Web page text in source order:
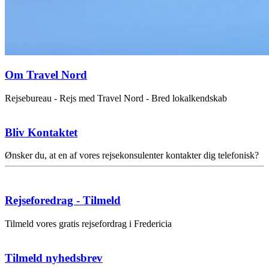
Om Travel Nord
Rejsebureau - Rejs med Travel Nord - Bred lokalkendskab
Bliv Kontaktet
Ønsker du, at en af vores rejsekonsulenter kontakter dig telefonisk?
Rejseforedrag - Tilmeld
Tilmeld vores gratis rejsefordrag i Fredericia
Tilmeld nyhedsbrev